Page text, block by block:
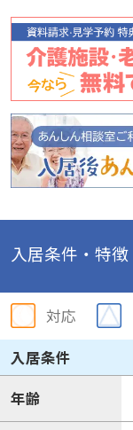
入居条件・特徴
対応
入居条件
年齢